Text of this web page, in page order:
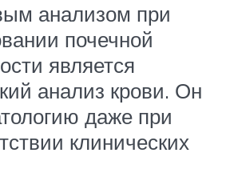
анализом при
почечной
является
анализ крови. Он
даже при
клинических